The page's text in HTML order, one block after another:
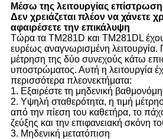
Μέσω της λειτουργίας
Δεν χρειάζεται πλέον να χάνετε
αφαιρέσετε την επικάλυψη
Τώρα τα TM281D και TM281DL
ευρέως αναγνωρισμένη λειτουργία.
μέτρηση της δύο συνεχούς κάτω
υποστρώματος. Αυτή η λειτουργία
περισσότερα πλεονεκτήματα:
1. Εξαιρέστε τη μηδενική
2. Υψηλή σταθερότητα, η τιμή
από την πίεση του καθετήρα, το
ζεύξης και την επιφανειακή σκόνη
3. Μηδενική μετατόπιση